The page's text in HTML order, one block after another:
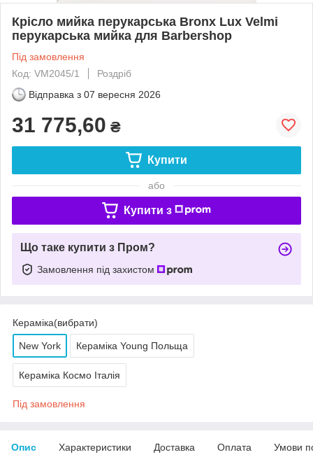
Крісло мийка перукарська Bronx Lux Velmi
перукарська мийка для Barbershop
Під замовлення
Код: VM2045/1
Роздріб
Відправка з 07 вересня 2026
31 775,60 ₴
Купити
або
Купити з
Що таке купити з Пром?
Замовлення під захистом
Кераміка(вибрати)
New York Кераміка Young Польща
Кераміка Космо Італія
Під замовлення
Опис Характеристики Доставка Оплата Умови